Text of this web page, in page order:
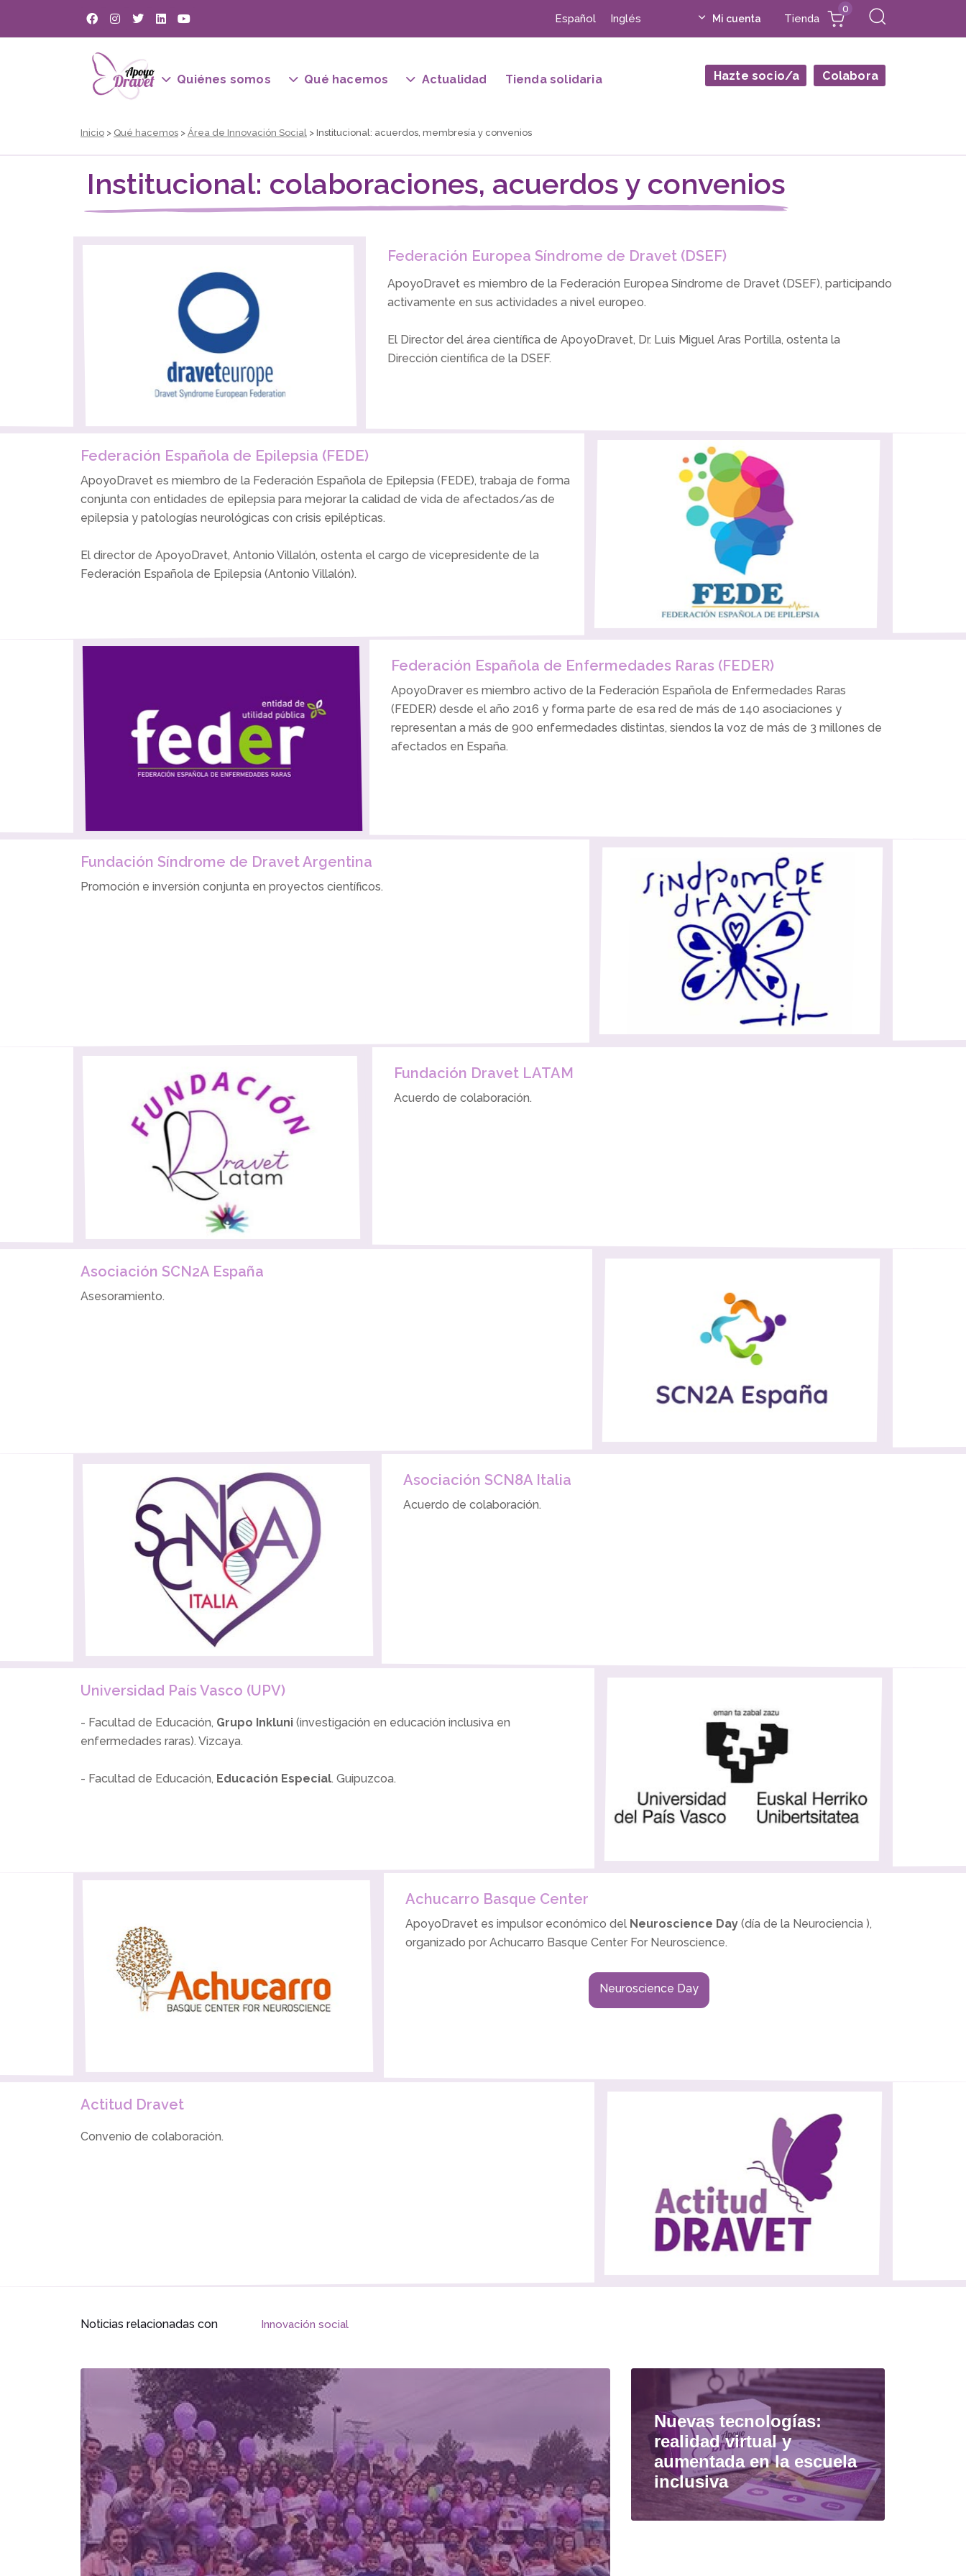
Español Inglés Mi cuenta Tienda
0
Quiénes somos Qué hacemos Actualidad Tienda solidaria Hazte socio/a Colabora
Inicio > Qué hacemos > Área de Innovación Social > Institucional: acuerdos, membresía y convenios
Institucional: colaboraciones, acuerdos y convenios
Federación Europea Síndrome de Dravet (DSEF)
ApoyoDravet es miembro de la Federación Europea Síndrome de Dravet (DSEF)​, participando
activamente en sus actividades a nivel europeo.
El Director del área científica de ApoyoDravet, Dr. Luis Miguel Aras Portilla, ostenta la
Dirección científica de la DSEF.
Federación Española de Epilepsia (FEDE)
ApoyoDravet es miembro de la Federación Española de Epilepsia (FEDE), trabaja de forma
conjunta con entidades de epilepsia para mejorar la calidad de vida de afectados/as de
epilepsia y patologías neurológicas con crisis epilépticas.
El director de ApoyoDravet, Antonio Villalón, ostenta el cargo de vicepresidente de la
Federación Española de Epilepsia (Antonio Villalón).
Federación Española de Enfermedades Raras (FEDER)
ApoyoDraver es miembro activo de la Federación Española de Enfermedades Raras
(FEDER) desde el año 2016 y forma parte de esa red de más de 140 asociaciones y
representan a más de 900 enfermedades distintas, siendos la voz de más de 3 millones de
afectados en España.
Fundación Síndrome de Dravet Argentina
Promoción e inversión conjunta en proyectos científicos.
Fundación Dravet LATAM
Acuerdo de colaboración.
Asociación SCN2A España
Asesoramiento.
Asociación SCN8A Italia
Acuerdo de colaboración.
Universidad País Vasco (UPV)
- Facultad de Educación, Grupo Inkluni (investigación en educación inclusiva en
enfermedades raras). Vizcaya.
- Facultad de Educación, Educación Especial. Guipuzcoa.
Achucarro Basque Center
ApoyoDravet es impulsor económico del Neuroscience Day(día de la Neurociencia ),
organizado por Achucarro Basque Center For Neuroscience.
Neuroscience Day
Actitud Dravet
Convenio de colaboración.
Noticias relacionadas con Innovación social
Nuevas tecnologías:
realidad virtual y
aumentada en la escuela
inclusiva